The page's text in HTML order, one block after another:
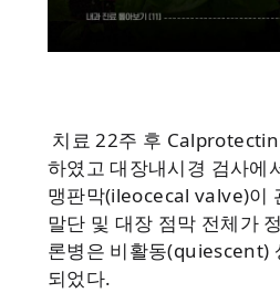
치료 22주 후
하였고 대장내시경 검사에
맹판막(ileocecal valve)이
말단 및 대장 점막 전체가
론병은 비활동(quiescent)
되었다.